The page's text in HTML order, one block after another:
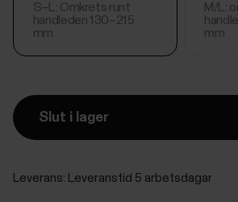
S–L: Omkrets runt
handleden 130–215
mm
M/L:
mm
Slut i lager
Leverans: Leveranstid 5 arbetsdagar